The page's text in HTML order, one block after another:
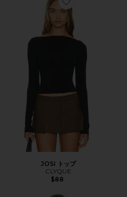
Favorite JOSI トップ
JOSI トップ
CLYQUE
$88